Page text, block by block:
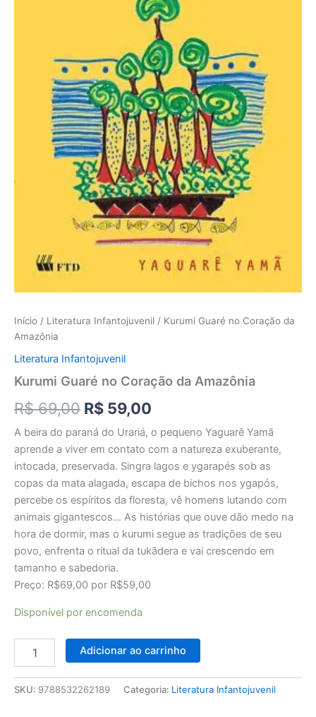
Início / Literatura Infantojuvenil / Kurumi Guaré no Coração da
Amazônia
Literatura Infantojuvenil
Kurumi Guaré no Coração da Amazônia
R$69,00 R$ 59,00
A beira do paraná do Urariá, o pequeno Yaguarê Yamã
aprende a viver em contato com a natureza exuberante,
intocada, preservada. Singra lagos e ygarapés sob as
copas da mata alagada, escapa de bichos nos ygapós,
percebe os espíritos da floresta, vê homens lutando com
animais gigantescos… As histórias que ouve dão medo na
hora de dormir, mas o kurumi segue as tradições de seu
povo, enfrenta o ritual da tukãdera e vai crescendo em
tamanho e sabedoria.
Preço: R$69,00 por R$59,00
Disponível por encomenda
Adicionar ao carrinho
SKU: 9788532262189 Categoria: Literatura Infantojuvenil